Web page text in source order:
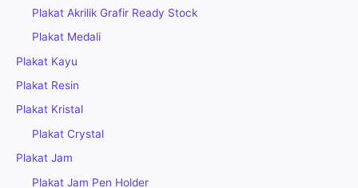
Plakat Akrilik Grafir Ready Stock
Plakat Medali
Plakat Kayu
Plakat Resin
Plakat Kristal
Plakat Crystal
Plakat Jam
Plakat Jam Pen Holder